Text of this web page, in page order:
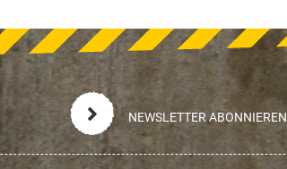
NEWSLETTER ABONNIEREN